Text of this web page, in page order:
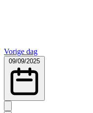
Vorige dag
09/09/2025